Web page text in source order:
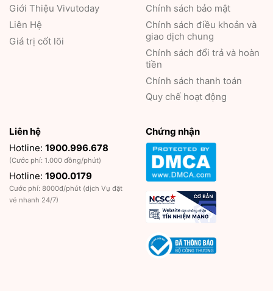
Giới Thiệu Vivutoday
Liên Hệ
Giá trị cốt lõi
Chính sách bảo mật
Chính sách điều khoản và
giao dịch chung
Chính sách đổi trả và hoàn
tiền
Chính sách thanh toán
Quy chế hoạt động
Liên hệ
Hotline: 1900.996.678
(Cước phí: 1.000 đồng/phút)
Hotline: 1900.0179
Cước phí: 8000đ/phút (dịch Vụ đặt
vé nhanh 24/7)
Chứng nhận